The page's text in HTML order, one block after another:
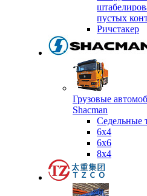
пустых
Ричстакер
Грузовые
Shacman
Седельные
6х4
6x6
8x4